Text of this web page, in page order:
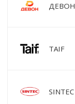
ДЕВОН
TAIF
SINTEC